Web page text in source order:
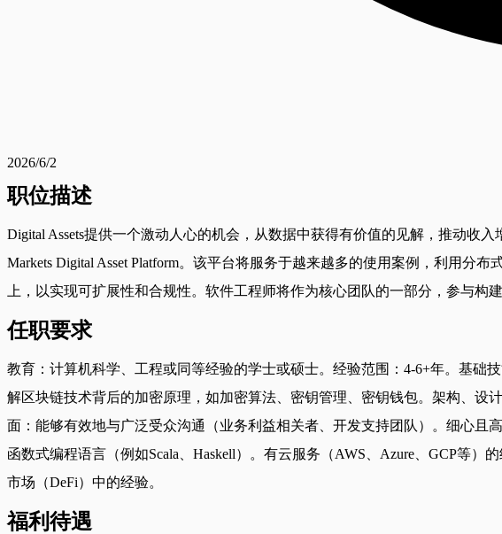
2026/6/2
职位描述
Digital Assets提供一个激动人心的机会，从数据中获得有价值的见解，推动收
Markets Digital Asset Platform。该平台将服务于越来越多的使用案例，利用分
上，以实现可扩展性和合规性。软件工程师将作为核心团队的一部分，参与构
任职要求
教育：计算机科学、工程或同等经验的学士或硕士。经验范围：4-6+年。基础
解区块链技术背后的加密原理，如加密算法、密钥管理、密钥钱包。架构、设
面：能够有效地与广泛受众沟通（业务利益相关者、开发支持团队）。细心
函数式编程语言（例如Scala、Haskell）。有云服务（AWS、Azure、GCP等
市场（DeFi）中的经验。
福利待遇